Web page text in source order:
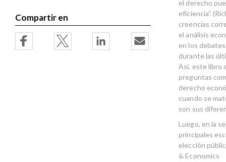
el derecho
eficiencia”.
creencias
el análisis
en los
durante las
Así, este libro
preguntas
derecho
cuando se
son sus
Luego, en la
principales
elección
& Economics
Compartir en